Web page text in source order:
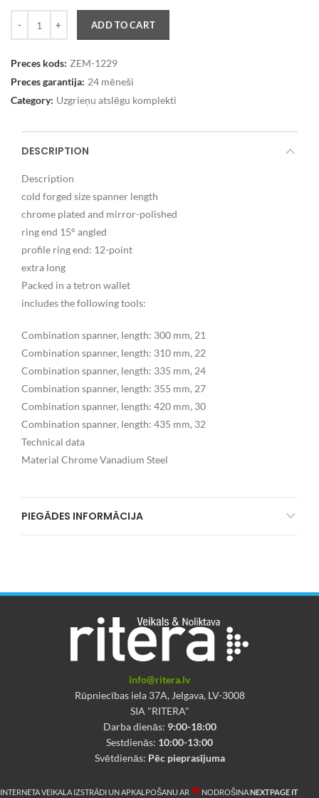
ADD TO CART
Preces kods: ZEM-1229
Preces garantija: 24 mēneši
Category: Uzgrieņu atslēgu komplekti
DESCRIPTION
Description
cold forged size spanner length
chrome plated and mirror-polished
ring end 15° angled
profile ring end: 12-point
extra long
Packed in a tetron wallet
includes the following tools:
Combination spanner, length: 300 mm, 21
Combination spanner, length: 310 mm, 22
Combination spanner, length: 335 mm, 24
Combination spanner, length: 355 mm, 27
Combination spanner, length: 420 mm, 30
Combination spanner, length: 435 mm, 32
Technical data
Material Chrome Vanadium Steel
PIEGĀDES INFORMĀCIJA
info@ritera.lv
Rūpniecības iela 37A, Jelgava, LV-3008
SIA "RITERA"
Darba dienās: 9:00-18:00
Sestdienās: 10:00-13:00
Svētdienās: Pēc pieprasījuma
INTERNETA VEIKALA IZSTRĀDI UN APKALPOŠANU AR ❤ NODROŠINANEXTPAGE IT